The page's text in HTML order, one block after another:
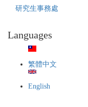
研究生事務處
Languages
繁體中文
English